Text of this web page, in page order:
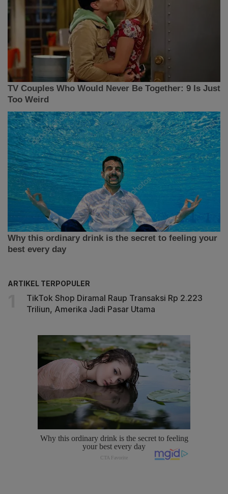
ARTIKEL TERPOPULER
TikTok Shop Diramal Raup Transaksi Rp 2.223
Triliun, Amerika Jadi Pasar Utama